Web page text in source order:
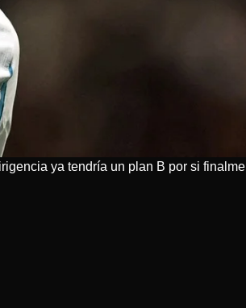
ya tendría un plan B por si